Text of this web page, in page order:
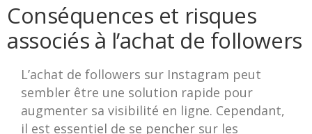
Conséquences et risques
associés à l’achat de followers
L’achat de followers sur Instagram peut
sembler être une solution rapide pour
augmenter sa visibilité en ligne. Cependant,
il est essentiel de se pencher sur les